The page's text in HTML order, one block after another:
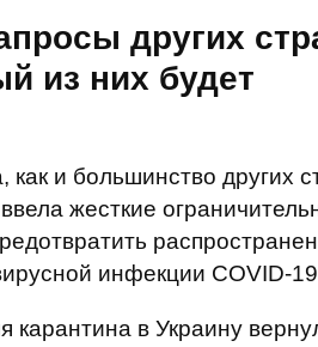
других
из них будет
как и большинство других
жесткие
инфекции COVID-
карантина в Украину